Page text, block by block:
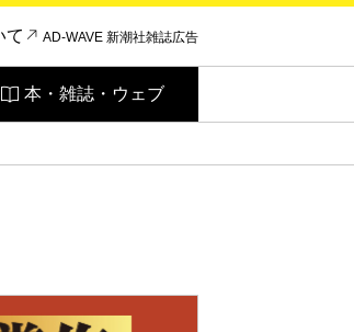
て AD-WAVE 新潮社雑誌広告
本・雑誌・ウェブ